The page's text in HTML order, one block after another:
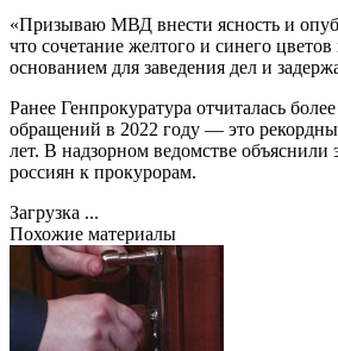
«Призываю МВД внести ясность и
что сочетание желтого и синего цветов
основанием для заведения дел и
Ранее Генпрокуратура отчиталась
обращений в 2022 году — это
лет. В надзорном ведомстве
россиян к прокурорам.
Загрузка ...
Похожие материалы